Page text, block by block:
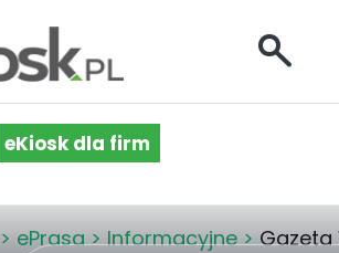
eKiosk dla firm
> ePrasa > Informacyjne > Gazeta